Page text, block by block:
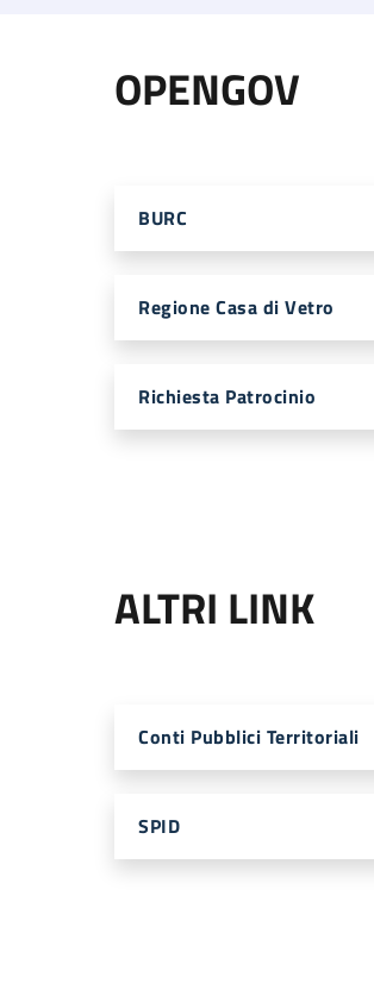
OPENGOV
BURC
Regione Casa di Vetro
Richiesta Patrocinio
ALTRI LINK
Conti Pubblici Territoriali
SPID